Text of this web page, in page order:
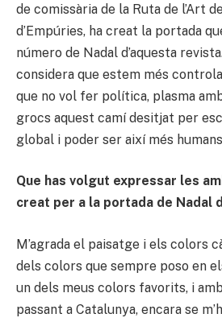
de comissària de la Ruta de l’Art
d’Empúries, ha creat la portada
número de Nadal d’aquesta
considera que estem més
que no vol fer política, plasma
grocs aquest camí desitjat per
global i poder ser així més
Que has volgut expressar les
creat per a la portada de Nadal
M’agrada el paisatge i els colors
dels colors que sempre poso en
un dels meus colors favorits, i
passant a Catalunya, encara se